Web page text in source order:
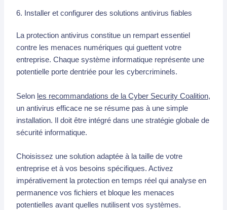
6. Installer et configurer des solutions antivirus fiables
La protection antivirus constitue un rempart essentiel
contre les menaces numériques qui guettent votre
entreprise. Chaque système informatique représente une
potentielle porte dentriée pour les cybercriminels.
Selon les recommandations de la Cyber Security Coalition,
un antivirus efficace ne se résume pas à une simple
installation. Il doit être intégré dans une stratégie globale de
sécurité informatique.
Choisissez une solution adaptée à la taille de votre
entreprise et à vos besoins spécifiques. Activez
impérativement la protection en temps réel qui analyse en
permanence vos fichiers et bloque les menaces
potentielles avant quelles nutilisent vos systèmes.